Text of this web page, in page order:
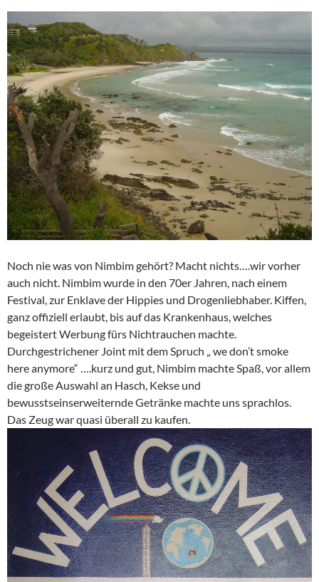
Noch nie was von Nimbim gehört? Macht nichts….wir vorher
auch nicht. Nimbim wurde in den 70er Jahren, nach einem
Festival, zur Enklave der Hippies und Drogenliebhaber. Kiffen,
ganz offiziell erlaubt, bis auf das Krankenhaus, welches
begeistert Werbung fürs Nichtrauchen machte.
Durchgestrichener Joint mit dem Spruch „ we don’t smoke
here anymore“ ….kurz und gut, Nimbim machte Spaß, vor allem
die große Auswahl an Hasch, Kekse und
bewusstseinserweiternde Getränke machte uns sprachlos.
Das Zeug war quasi überall zu kaufen.